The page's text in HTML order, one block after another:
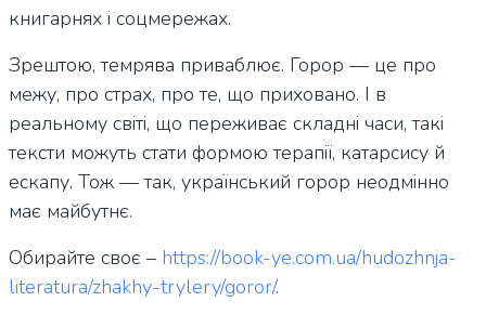
книгарнях і соцмережах.
Зрештою, темрява приваблює. Горор — це про
межу, про страх, про те, що приховано. І в
реальному світі, що переживає складні часи, такі
тексти можуть стати формою терапії, катарсису й
ескапу. Тож — так, український горор неодмінно
має майбутнє.
Обирайте своє – https://book-ye.com.ua/hudozhnja-
literatura/zhakhy-trylery/goror/.